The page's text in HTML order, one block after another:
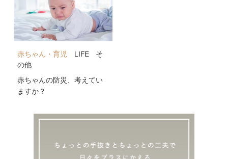
赤ちゃん・育児 LIFE
そ
の他
赤ちゃんの防災、考えてい
ますか？